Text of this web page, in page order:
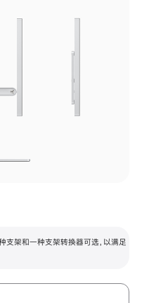
架和一种支架转换器可选，以满足